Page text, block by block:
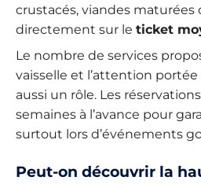
crustacés, viandes maturées
directement sur le ticket
Le nombre de services
vaisselle et l’attention
aussi un rôle. Les
semaines à l’avance pour
surtout lors d’événements
Peut-on découvrir la